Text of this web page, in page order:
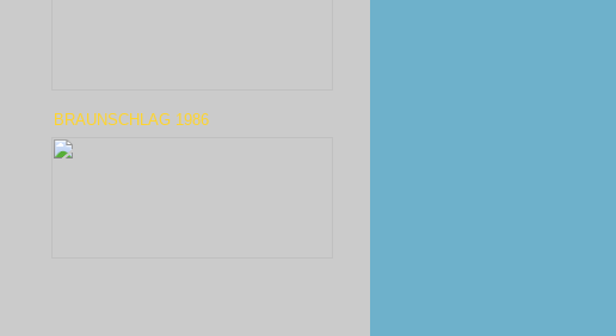
BRAUNSCHLAG 1986